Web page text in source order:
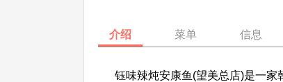
介绍 菜单 信息
钰味辣炖安康鱼(望美总店)是一家